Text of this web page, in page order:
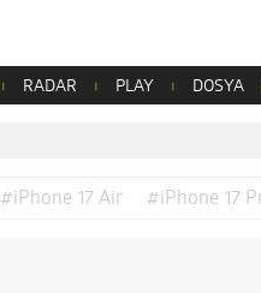
RADAR PLAY DOSYA
#iPhone 17 Air #iPhone 17